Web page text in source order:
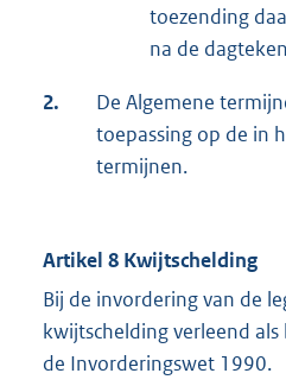
toezending
na de
2.
De Algemene
toepassing op de in
termijnen.
Artikel 8 Kwijtschelding
Bij de invordering van de
kwijtschelding verleend
de Invorderingswet 1990.